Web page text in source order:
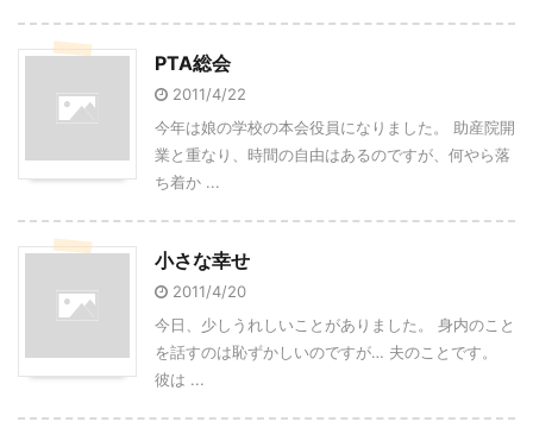
PTA総会
2011/4/22
今年は娘の学校の本会役員になりました。 助産院開
業と重なり、時間の自由はあるのですが、何やら落
ち着か ...
小さな幸せ
2011/4/20
今日、少しうれしいことがありました。 身内のこと
を話すのは恥ずかしいのですが… 夫のことです。
彼は ...